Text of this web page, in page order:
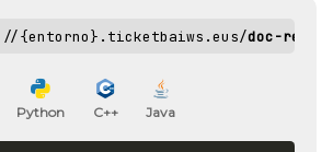
{entorno}.ticketbaiws.eus/doc-
Python C++ Java